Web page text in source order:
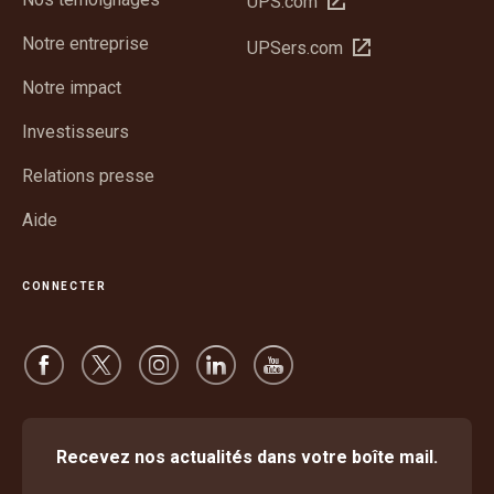
Notre entreprise
Notre impact
Investisseurs
Relations presse
Aide
une
UPSers.com Ouvrir
CONNECTER
Recevez nos actualités dans votre boîte mail.